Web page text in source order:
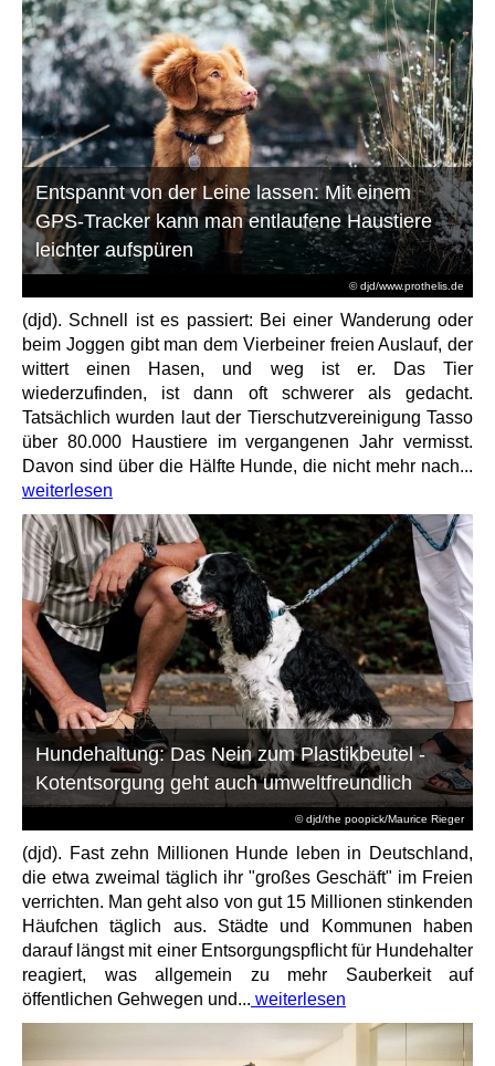
© djd/www.prothelis.de
Entspannt von der Leine lassen: Mit einem
GPS-Tracker kann man entlaufene Haustiere
leichter aufspüren
(djd). Schnell ist es passiert: Bei einer Wanderung oder
beim Joggen gibt man dem Vierbeiner freien Auslauf, der
wittert einen Hasen, und weg ist er. Das Tier
wiederzufinden, ist dann oft schwerer als gedacht.
Tatsächlich wurden laut der Tierschutzvereinigung Tasso
über 80.000 Haustiere im vergangenen Jahr vermisst.
Davon sind über die Hälfte Hunde, die nicht mehr nach...
weiterlesen
© djd/the poopick/Maurice Rieger
Hundehaltung: Das Nein zum Plastikbeutel -
Kotentsorgung geht auch umweltfreundlich
(djd). Fast zehn Millionen Hunde leben in Deutschland,
die etwa zweimal täglich ihr "großes Geschäft" im Freien
verrichten. Man geht also von gut 15 Millionen stinkenden
Häufchen täglich aus. Städte und Kommunen haben
darauf längst mit einer Entsorgungspflicht für Hundehalter
reagiert, was allgemein zu mehr Sauberkeit auf
öffentlichen Gehwegen und... weiterlesen